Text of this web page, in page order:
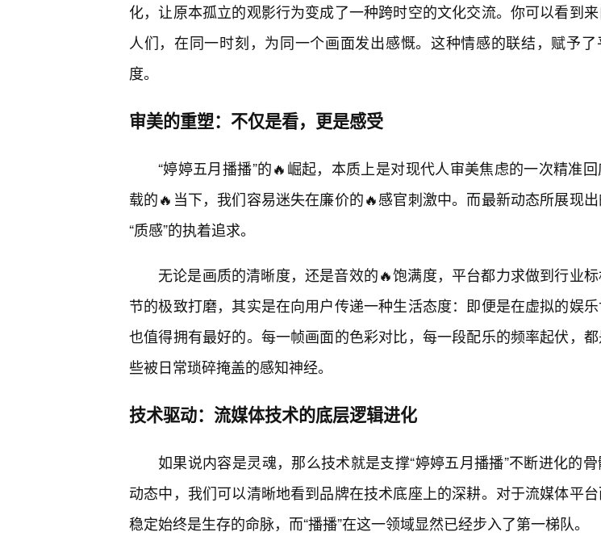
化，让原本孤立的观影行为变成了一种跨时空的文化交流。你可以看到
人们，在同一时刻，为同一个画面发出感慨。这种情感的联结，赋予了
度。
审美的重塑：不仅是看，更是感受
“婷婷五月播播”的🔥崛起，本质上是对现代人审美焦虑的一次精准
载的🔥当下，我们容易迷失在廉价的🔥感官刺激中。而最新动态所展现
“质感”的执着追求。
无论是画质的清晰度，还是音效的🔥饱满度，平台都力求做到行业
节的极致打磨，其实是在向用户传递一种生活态度：即便是在虚拟的娱
也值得拥有最好的。每一帧画面的色彩对比，每一段配乐的频率起伏，
些被日常琐碎掩盖的感知神经。
技术驱动：流媒体技术的底层逻辑进化
如果说内容是灵魂，那么技术就是支撑“婷婷五月播播”不断进化的
动态中，我们可以清晰地看到品牌在技术底座上的深耕。对于流媒体平
稳定始终是生存的命脉，而“播播”在这一领域显然已经步入了第一梯队。